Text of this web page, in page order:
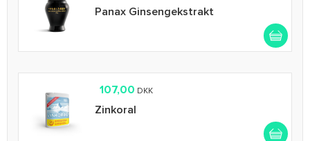
Panax Ginsengekstrakt
107,00 DKK
Zinkoral